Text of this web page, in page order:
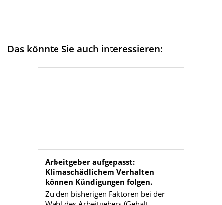
Das könnte Sie auch interessieren:
Arbeitgeber aufgepasst:
Klimaschädlichem Verhalten
können Kündigungen folgen.
Zu den bisherigen Faktoren bei der